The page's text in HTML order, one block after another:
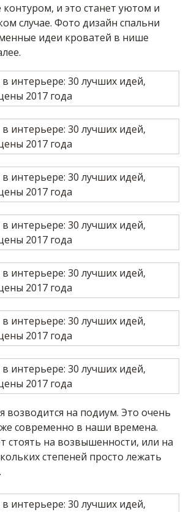
контуром, и это станет уютом и
случае. Фото дизайн спальни
идеи кроватей в нише
возводится на подиум. Это очень
современно в наши времена.
стоять на возвышенности, или на
степеней просто лежать